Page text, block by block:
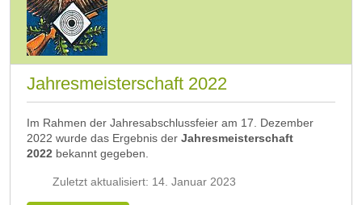
Jahresmeisterschaft 2022
Im Rahmen der Jahresabschlussfeier am 17. Dezember
2022 wurde das Ergebnis der Jahresmeisterschaft
2022 bekannt gegeben.
Zuletzt aktualisiert: 14. Januar 2023